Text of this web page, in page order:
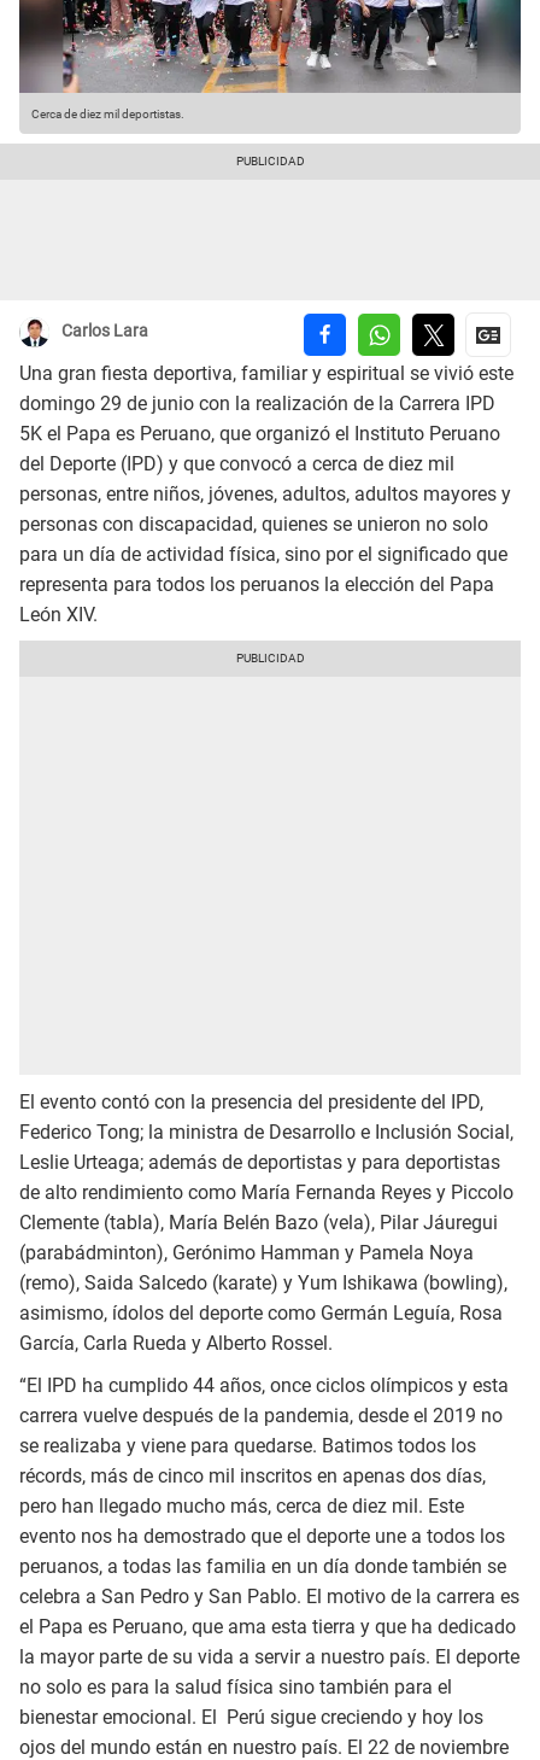
Cerca de diez mil deportistas.
Carlos Lara
Una gran fiesta deportiva, familiar y espiritual se vivió este
domingo 29 de junio con la realización de la Carrera IPD
5K el Papa es Peruano, que organizó el Instituto Peruano
del Deporte (IPD) y que convocó a cerca de diez mil
personas, entre niños, jóvenes, adultos, adultos mayores y
personas con discapacidad, quienes se unieron no solo
para un día de actividad física, sino por el significado que
representa para todos los peruanos la elección del Papa
León XIV.
El evento contó con la presencia del presidente del IPD,
Federico Tong; la ministra de Desarrollo e Inclusión Social,
Leslie Urteaga; además de deportistas y para deportistas
de alto rendimiento como María Fernanda Reyes y Piccolo
Clemente (tabla), María Belén Bazo (vela), Pilar Jáuregui
(parabádminton), Gerónimo Hamman y Pamela Noya
(remo), Saida Salcedo (karate) y Yum Ishikawa (bowling),
asimismo, ídolos del deporte como Germán Leguía, Rosa
García, Carla Rueda y Alberto Rossel.
“El IPD ha cumplido 44 años, once ciclos olímpicos y esta
carrera vuelve después de la pandemia, desde el 2019 no
se realizaba y viene para quedarse. Batimos todos los
récords, más de cinco mil inscritos en apenas dos días,
pero han llegado mucho más, cerca de diez mil. Este
evento nos ha demostrado que el deporte une a todos los
peruanos, a todas las familia en un día donde también se
celebra a San Pedro y San Pablo. El motivo de la carrera es
el Papa es Peruano, que ama esta tierra y que ha dedicado
la mayor parte de su vida a servir a nuestro país. El deporte
no solo es para la salud física sino también para el
bienestar emocional. El Perú sigue creciendo y hoy los
ojos del mundo están en nuestro país. El 22 de noviembre